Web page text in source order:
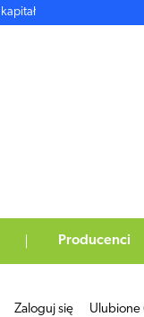
Producenci
Zaloguj się Ulubione